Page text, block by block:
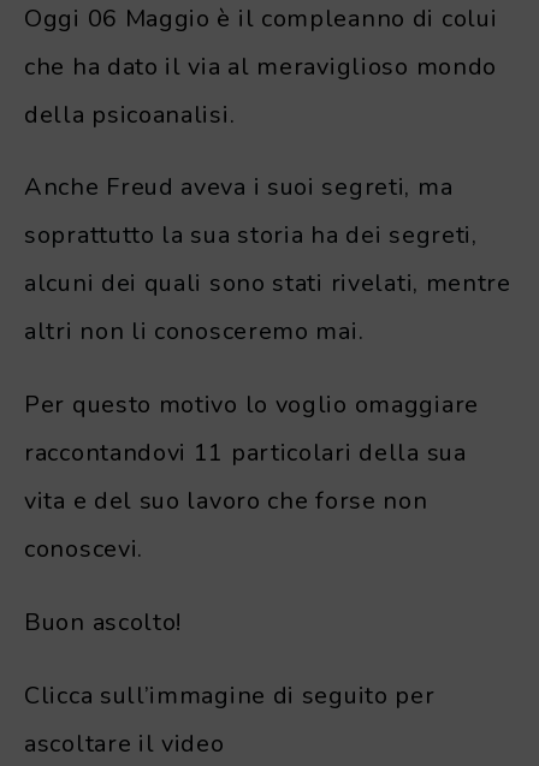
Oggi 06 Maggio è il compleanno di colui
che ha dato il via al meraviglioso mondo
della psicoanalisi.
Anche Freud aveva i suoi segreti, ma
soprattutto la sua storia ha dei segreti,
alcuni dei quali sono stati rivelati, mentre
altri non li conosceremo mai.
Per questo motivo lo voglio omaggiare
raccontandovi 11 particolari della sua
vita e del suo lavoro che forse non
conoscevi.
Buon ascolto!
Clicca sull’immagine di seguito per
ascoltare il video